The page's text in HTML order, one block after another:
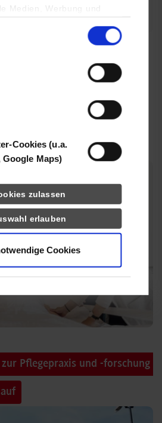
Medien, Werbung und
Maps) führen diese
die Sie ihnen bereitgestellt
im Rahmen Ihrer Nutzung
Cookies (u.a.
Google Maps)
zulassen
erlauben
Cookies
/ Termine
Pflegepraxis und -forschung